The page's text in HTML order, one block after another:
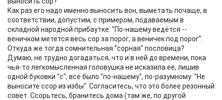
Как раз его надо именно выносить вон, выметать почаще, в
соответствии, допустим, с примером, подаваемым в
складной народной прибаутке: "По-нашему ведётся --
веничком метётся весь сор за порог, а веничек под порог".
Откуда же тогда сомнительная "сорная" пословица?
Думаю, не трудно догадаться, что и в ней до времени, пока
чья-то легкомысленная головушка не исказила её, лишив
одной буковки "с", всё было "по-нашему", по-разумному: "Не
выносите ссор из избы". Согласитесь, что это более резонный
совет. Ссорьтесь, бранитесь дома (там же, по другой